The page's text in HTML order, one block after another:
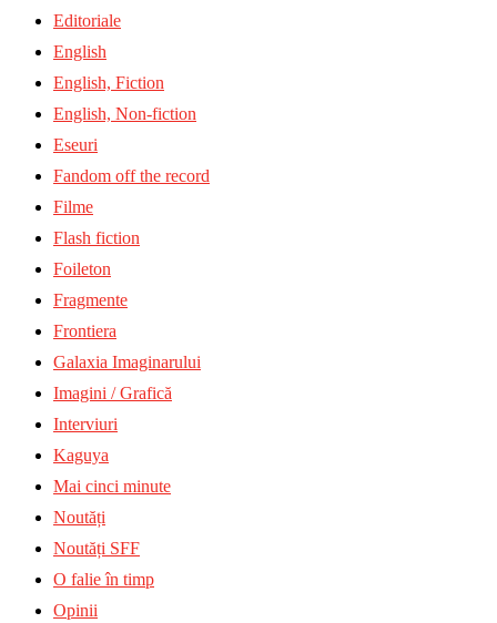
Editoriale
English
English, Fiction
English, Non-fiction
Eseuri
Fandom off the record
Filme
Flash fiction
Foileton
Fragmente
Frontiera
Galaxia Imaginarului
Imagini / Grafică
Interviuri
Kaguya
Mai cinci minute
Noutăți
Noutăți SFF
O falie în timp
Opinii